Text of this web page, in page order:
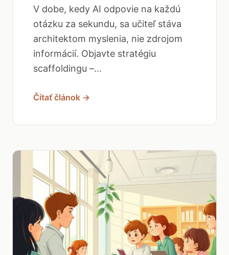
V dobe, kedy AI odpovie na každú
otázku za sekundu, sa učiteľ stáva
architektom myslenia, nie zdrojom
informácií. Objavte stratégiu
scaffoldingu –...
Čítať článok →